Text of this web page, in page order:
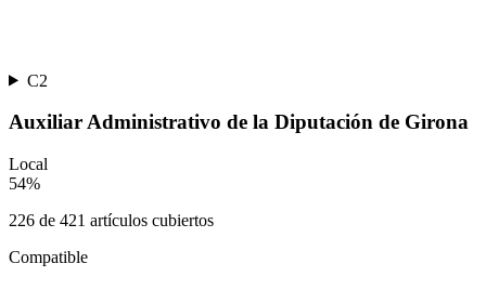
C2
Auxiliar Administrativo de la Diputación de Girona
Local
54%
226 de 421 artículos cubiertos
Compatible